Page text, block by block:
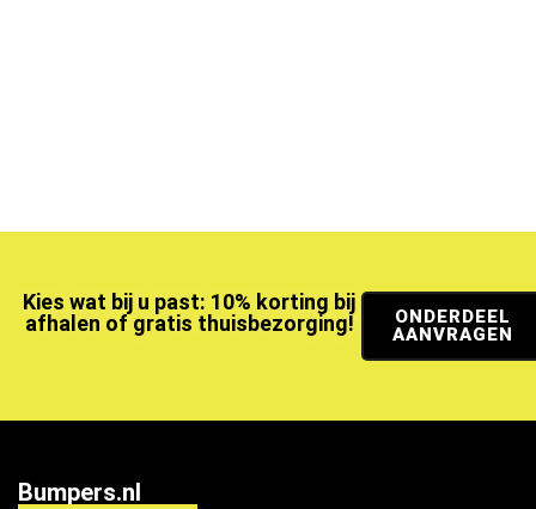
Kies wat bij u past: 10% korting bij
afhalen of gratis thuisbezorging!
ONDERDEEL
AANVRAGEN
Bumpers.nl